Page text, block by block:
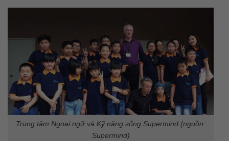
Trung tâm Ngoại ngữ và Kỹ năng sống Supermind (nguồn:
Supermind)